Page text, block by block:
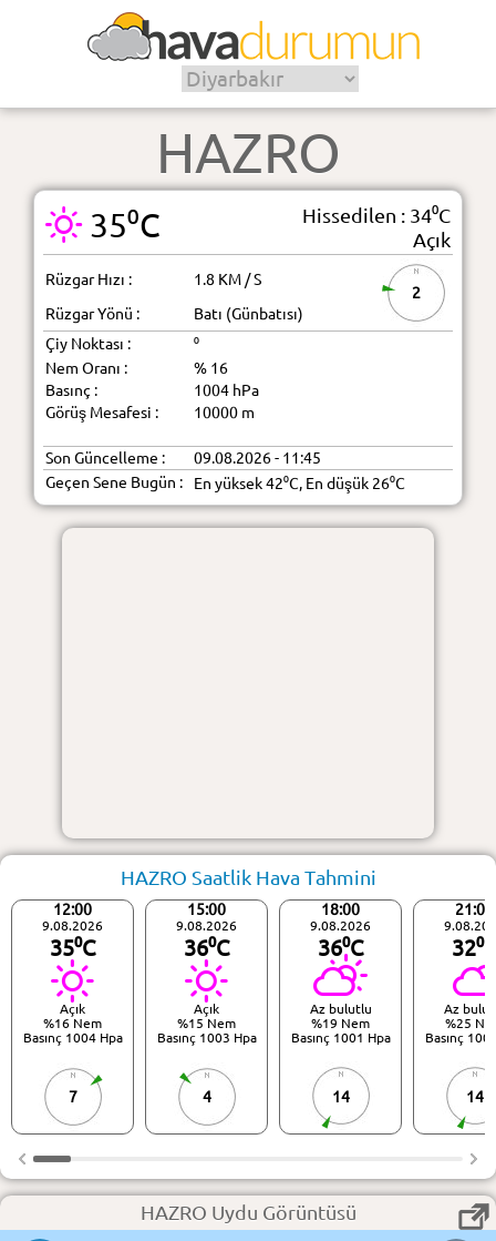
HAZRO
35⁰C
Hissedilen : 34⁰C
Açık
Rüzgar Hızı : 1.8 KM / S
2
Rüzgar Yönü :
Batı (Günbatısı)
Çiy Noktası :
⁰
Nem Oranı :
% 16
Basınç :
1004 hPa
Görüş Mesafesi :
10000 m
Son Güncelleme :
09.08.2026 - 11:45
Geçen Sene Bugün :
En yüksek 42⁰C, En düşük 26⁰C
HAZRO Saatlik Hava Tahmini
12:00
9.08.2026
35⁰C
Açık
%16 Nem
Basınç 1004 Hpa
7
15:00
9.08.2026
36⁰C
Açık
%15 Nem
Basınç 1003 Hpa
4
18:00
9.08.2026
36⁰C
Az bulutlu
%19 Nem
Basınç 1001 Hpa
14
21:00
32⁰C
Az
%25
Basınç
14
HAZRO Uydu Görüntüsü